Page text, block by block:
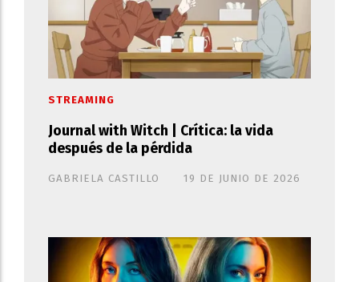
Journal with Witch | Crítica: la vida
después de la pérdida
GABRIELA CASTILLO
STREAMING
19 DE JUNIO DE 2026